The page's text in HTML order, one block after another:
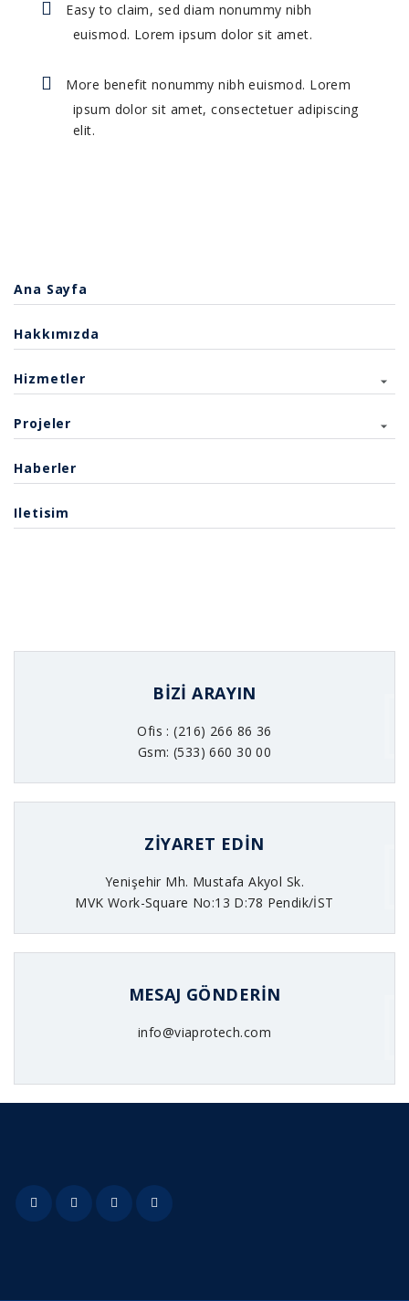
Easy to claim, sed diam nonummy nibh
euismod. Lorem ipsum dolor sit amet.
More benefit nonummy nibh euismod. Lorem
ipsum dolor sit amet, consectetuer adipiscing
elit.
Ana Sayfa
Hakkımızda
Hizmetler
Projeler
Haberler
Iletisim
BIZI ARAYIN
Ofis : (216) 266 86 36
Gsm: (533) 660 30 00
ZIYARET EDIN
Yenişehir Mh. Mustafa Akyol Sk.
MVK Work-Square No:13 D:78 Pendik/İST
MESAJ GÖNDERIN
info@viaprotech.com